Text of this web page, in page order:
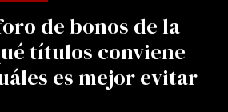
de bonos de la
títulos conviene
es mejor evitar